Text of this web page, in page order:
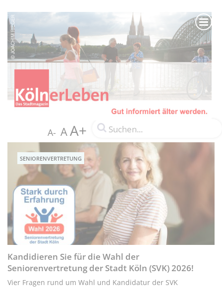
A- AA+
SENIORENVERTRETUNG
Kandidieren Sie für die Wahl der
Seniorenvertretung der Stadt Köln (SVK) 2026!
Vier Fragen rund um Wahl und Kandidatur der SVK